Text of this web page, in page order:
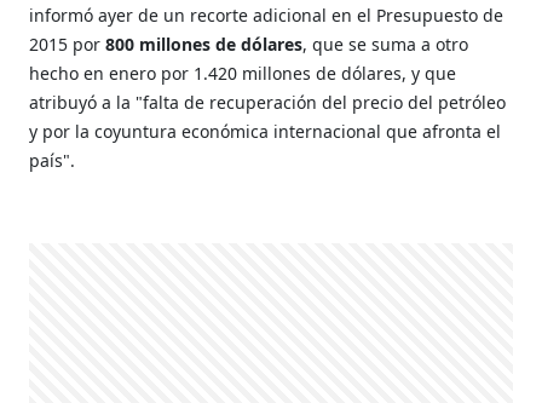
informó ayer de un recorte adicional en el Presupuesto de
2015 por 800 millones de dólares, que se suma a otro
hecho en enero por 1.420 millones de dólares, y que
atribuyó a la "falta de recuperación del precio del petróleo
y por la coyuntura económica internacional que afronta el
país".